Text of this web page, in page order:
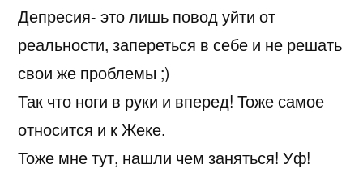
Депресия- это лишь повод уйти от
реальности, запереться в себе и не решать
свои же проблемы ;)
Так что ноги в руки и вперед! Тоже самое
относится и к Жеке.
Тоже мне тут, нашли чем заняться! Уф!